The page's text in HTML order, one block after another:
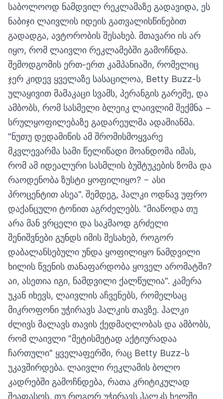
საბოლოოდ ნამდვილ რეკლამაზე გადავიდა, ეს
ნაბიჯი ლაივლის იდეის გათვალისწინებით
გადადგა, ავტორობის შესახებ. მთავარი ის არ
იყო, რომ ლაივლი რეკლამებში გამოჩნდა.
შემოდგომის ერთ-ერთ კამპანიაში, რომელიც
ჯერ კიდევ ყველაზე სასაცილოა, Betty Buzz-ს
ულაყივით მამაკაცი სვამს, პერანგის გარეშე, და
ამბობს, რომ სასმელი ბლეიკ ლაივლიმ შექმნა −
სრულყოფილებაზე გადარეულმა ადამიანმა.
"ნუთუ დედამიწის ამ შრომისმოყვარე
მკვლევარმა სამი წელიწადი მოანდომა იმას,
რომ ამ იდეალური სასმლის ბუშტუკების ზომა და
რაოდენობა ზუსტი ყოფილიყო? − ასი
პროცენტით ასეა". შემდეგ, ჰალკი ოდნავ უფრო
დაქანცული ტონით აგრძელებს. "მიაწოდა თუ
არა მან ვრცელი და საკმაოდ გრძელი
შენიშვნები გუნდს იმის შესახებ, როგორ
დაბალანსებული უნდა ყოფილიყო ნამდვილი
ხილის წვენის თანაფარდობა ყოველ არომატში?
აი, ასეთია იგი, ნამდვილი ქალწულია". კამერა
უკან იხევს, ლაივლის აჩვენებს, რომელსაც
მიკროფონი უჭირავს ჰალკის თავზე. ჰალკი
ძლივს მალავს თავის ქედმაღლობას და ამბობს,
რომ ლაივლი "მეტისმეტად აქტიურადაა
ჩართული" ყველაფერში, რაც Betty Buzz-ს
უკავშირდება. ლაივლი რეკლამის ბოლო
კადრებში გამოჩნდება, რათა კრიტიკულად
შეაფასოს, თუ როგორ უჭირავს ჰალკს ხელში